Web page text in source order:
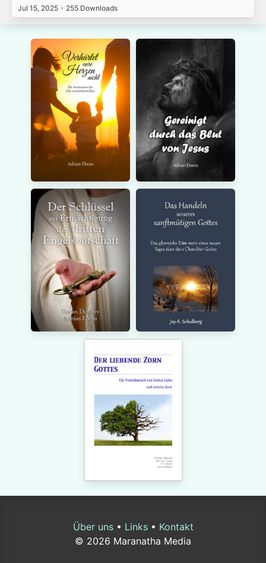
Jul 15, 2025 • 255 Downloads
Über uns• Links• Kontakt
© 2026 Maranatha Media